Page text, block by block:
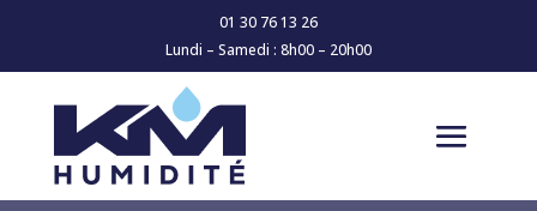
01 30 76 13 26
Lundi – Samedi : 8h00 – 20h00